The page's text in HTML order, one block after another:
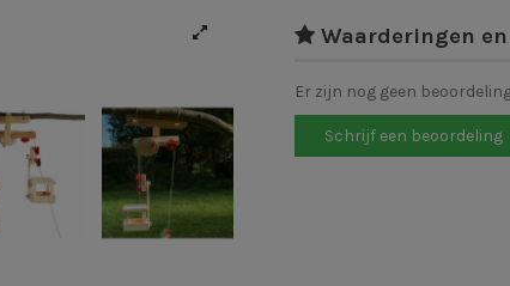
Waarderingen
Er zijn nog geen
Schrijf een beoordeling